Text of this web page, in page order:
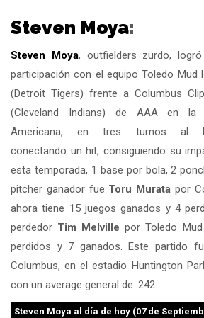
Steven Moya:
Steven Moya, outfielders zurdo,
participación con el equipo Toledo Mud
(Detroit Tigers) frente a Columbus
(Cleveland Indians) de AAA en la
Americana, en tres turnos al
conectando un hit, consiguiendo su
esta temporada, 1 base por bola, 2
pitcher ganador fue Toru Murata por
ahora tiene 15 juegos ganados y 4
perdedor Tim Melville por Toledo
perdidos y 7 ganados. Este partido
Columbus, en el estadio Huntington
con un average general de .242.
Steven Moya al día de hoy (07 de